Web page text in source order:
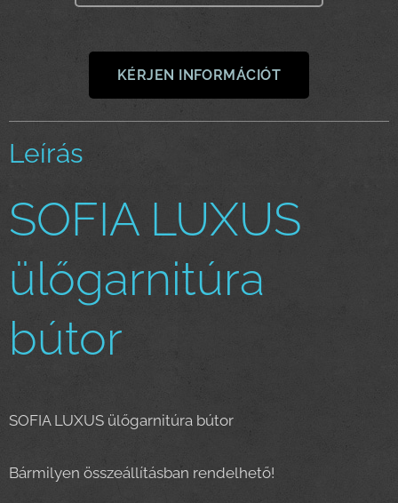
KÉRJEN INFORMÁCIÓT
Leírás
SOFIA LUXUS
ülőgarnitúra
bútor
SOFIA LUXUS ülőgarnitúra bútor
Bármilyen összeállításban rendelhető!